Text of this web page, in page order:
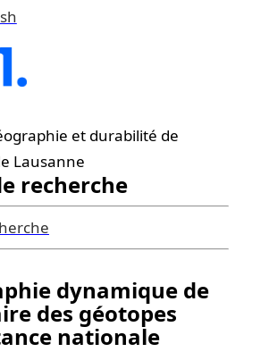
et durabilité de
Lausanne
recherche
dynamique de
des géotopes
nationale